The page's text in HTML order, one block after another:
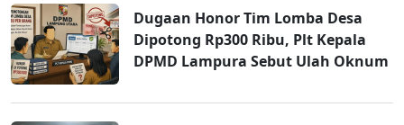
Dugaan Honor Tim Lomba Desa
Dipotong Rp300 Ribu, Plt Kepala
DPMD Lampura Sebut Ulah Oknum